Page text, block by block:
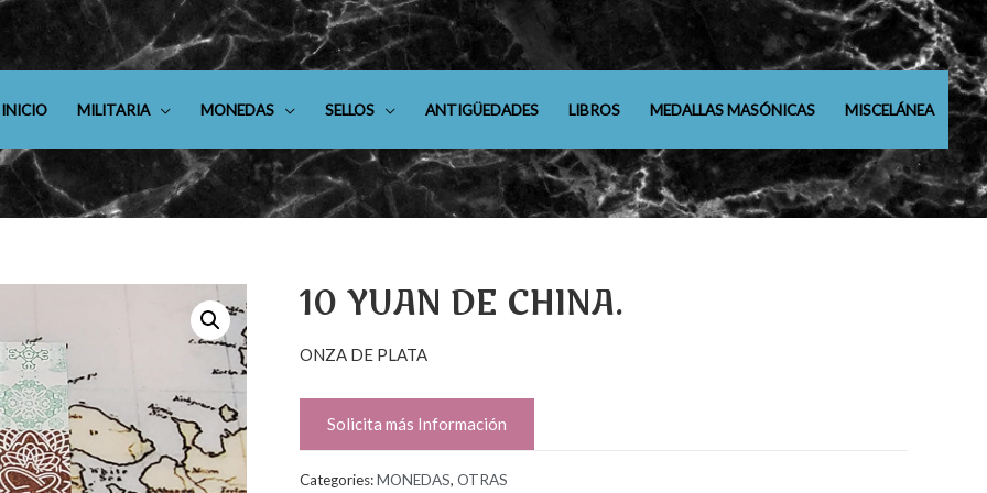
INICIO MILITARIA MONEDAS SELLOS ANTIGÜEDADES LIBROS MEDALLAS MASÓNICAS MISCELÁNEA
10 YUAN DE CHINA.
ONZA DE PLATA
Solicita más Información
Categories:MONEDAS, OTRAS